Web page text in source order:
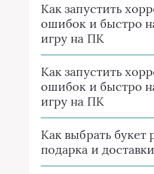
Как запустить
ошибок и быстро
игру на ПК
Как запустить
ошибок и быстро
игру на ПК
Как выбрать букет
подарка и доставки